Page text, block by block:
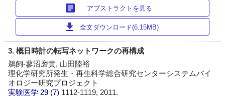
article アブストラクトを見る
download 全文ダウンロード(6.15MB)
3. 概日時計の転写ネットワークの再構成
鵜飼-蓼沼磨貴, 山田陸裕
理化学研究所発生・再生科学総合研究センターシステムバイ
オロジー研究プロジェクト
実験医学 29 (7) 1112-1119, 2011.